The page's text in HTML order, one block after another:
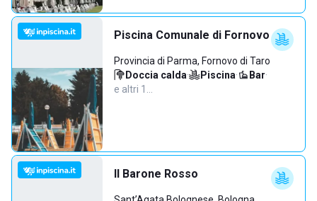
Piscina Comunale di Fornovo
Provincia di Parma, Fornovo di Taro
Doccia calda· Piscina· Bar·
e altri 1…
Il Barone Rosso